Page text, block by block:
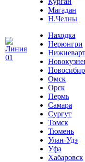
Магадан
Н.Челны
Находка
Нерюнгри
Омск
Орск
Пермь
Самара
Сургут
Томск
Тюмень
Улан-Удэ
Уфа
Хабаровск